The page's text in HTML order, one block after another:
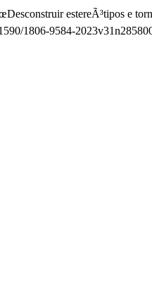
estereÃ³tipos e
1806-9584-